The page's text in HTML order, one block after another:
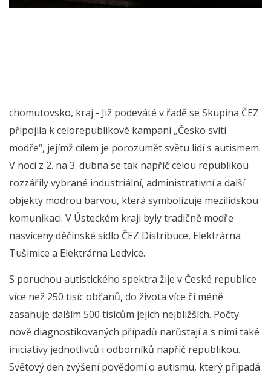
chomutovsko, kraj - Již podeváté v řadě se Skupina ČEZ
připojila k celorepublikové kampani „Česko svítí
modře“, jejímž cílem je porozumět světu lidí s autismem.
V noci z 2. na 3. dubna se tak napříč celou republikou
rozzářily vybrané industriální, administrativní a další
objekty modrou barvou, která symbolizuje mezilidskou
komunikaci. V Ústeckém kraji byly tradičně modře
nasvíceny děčínské sídlo ČEZ Distribuce, Elektrárna
Tušimice a Elektrárna Ledvice.
S poruchou autistického spektra žije v České republice
více než 250 tisíc občanů, do života více či méně
zasahuje dalším 500 tisícům jejich nejbližších. Počty
nově diagnostikovaných případů narůstají a s nimi také
iniciativy jednotlivců i odborníků napříč republikou.
Světový den zvýšení povědomí o autismu, který připadá